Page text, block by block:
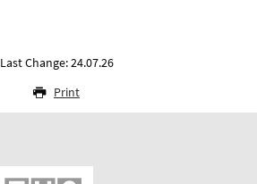
Last Change: 24.07.26
Print